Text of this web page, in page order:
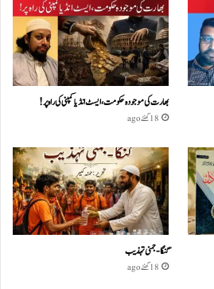
بھارت کی موجودہ حکومت،ایسٹ انڈیا کمپنی کی راہ پر!
18 گھنٹے ago
گنگا-جمنی تہذیب
18 گھنٹے ago